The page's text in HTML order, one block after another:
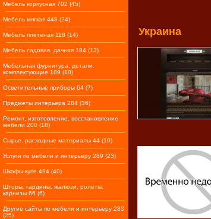
Мебель корпусная 702 (45)
Мебель мягкая 448 (24)
Мебель плетеная 118 (14)
Мебель садовая, дачная 184 (13)
Мебельная фурнитура, детали,
комплектующие 189 (10)
Осветительные приборы 64 (7)
Предметы интерьера 284 (36)
Ремонт, изготовление, восстановление
мебели 200 (18)
Сырье, расходные материалы 44 (10)
Услуги по мебели и интерьеру 289 (23)
Шкафы-купе 494 (40)
Шторы, гардины, жалюзи, ролеты,
карнизы 66 (6)
Другие сайты по мебели и интерьеру 283
(25)
Украина